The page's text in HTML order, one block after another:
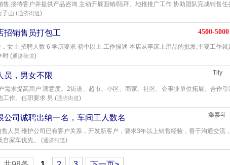
,接待客户并提供产品咨询 主动开展面销/陌拜、地推推广工作 协助团队完成销售任
子山 (通济街道)
招销售员打包工 4500-5000
女士 招聘人数 6 学历要求 初中以上 工作描述 本店从事床上用品的批发,主要工作就
时 (通济街道)
员，男女不限 Tily
需求提高用户 满意度。2街道、超市、小区、商家、社区、企事业单位拓展、合作引
工作。任职要求 男 (通济街道)
公司诚聘出纳一名，车间工人数名 鑫泰斗
人员 维护公司已有客户关系，开发新客户，要求3年以上销售经验，善于沟通交流
自家车优先。 (通济街道)